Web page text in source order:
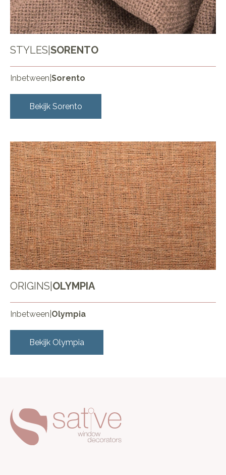
STYLES SORENTO
Inbetween Sorento
Bekijk Sorento
ORIGINS OLYMPIA
Inbetween Olympia
Bekijk Olympia